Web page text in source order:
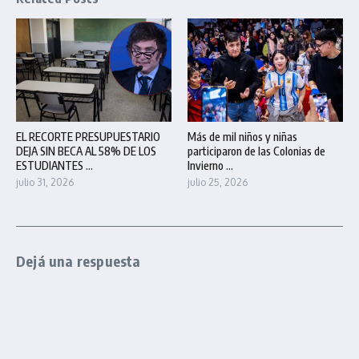
EL RECORTE PRESUPUESTARIO
DEJA SIN BECA AL 58% DE LOS
ESTUDIANTES ...
julio 31, 2026
Más de mil niños y niñas
participaron de las Colonias de
Invierno ...
julio 25, 2026
Dejá una respuesta